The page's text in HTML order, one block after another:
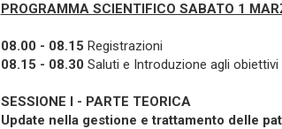
PROGRAMMA SCIENTIFICO SABATO 1
08.00 - 08.15 Registrazioni
08.15 - 08.30 Saluti e Introduzione agli
SESSIONE I - PARTE TEORICA
Update nella gestione e trattamento delle